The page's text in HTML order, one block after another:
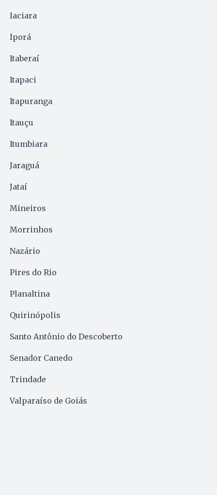
Iaciara
Iporá
Itaberaí
Itapaci
Itapuranga
Itauçu
Itumbiara
Jaraguá
Jataí
Mineiros
Morrinhos
Nazário
Pires do Rio
Planaltina
Quirinópolis
Santo Antônio do Descoberto
Senador Canedo
Trindade
Valparaíso de Goiás